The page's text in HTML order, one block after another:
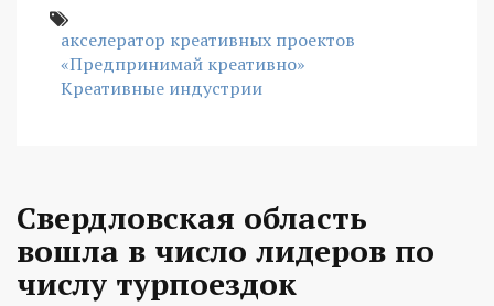
акселератор креативных проектов
«Предпринимай креативно»
Креативные индустрии
Свердловская область
вошла в число лидеров по
числу турпоездок